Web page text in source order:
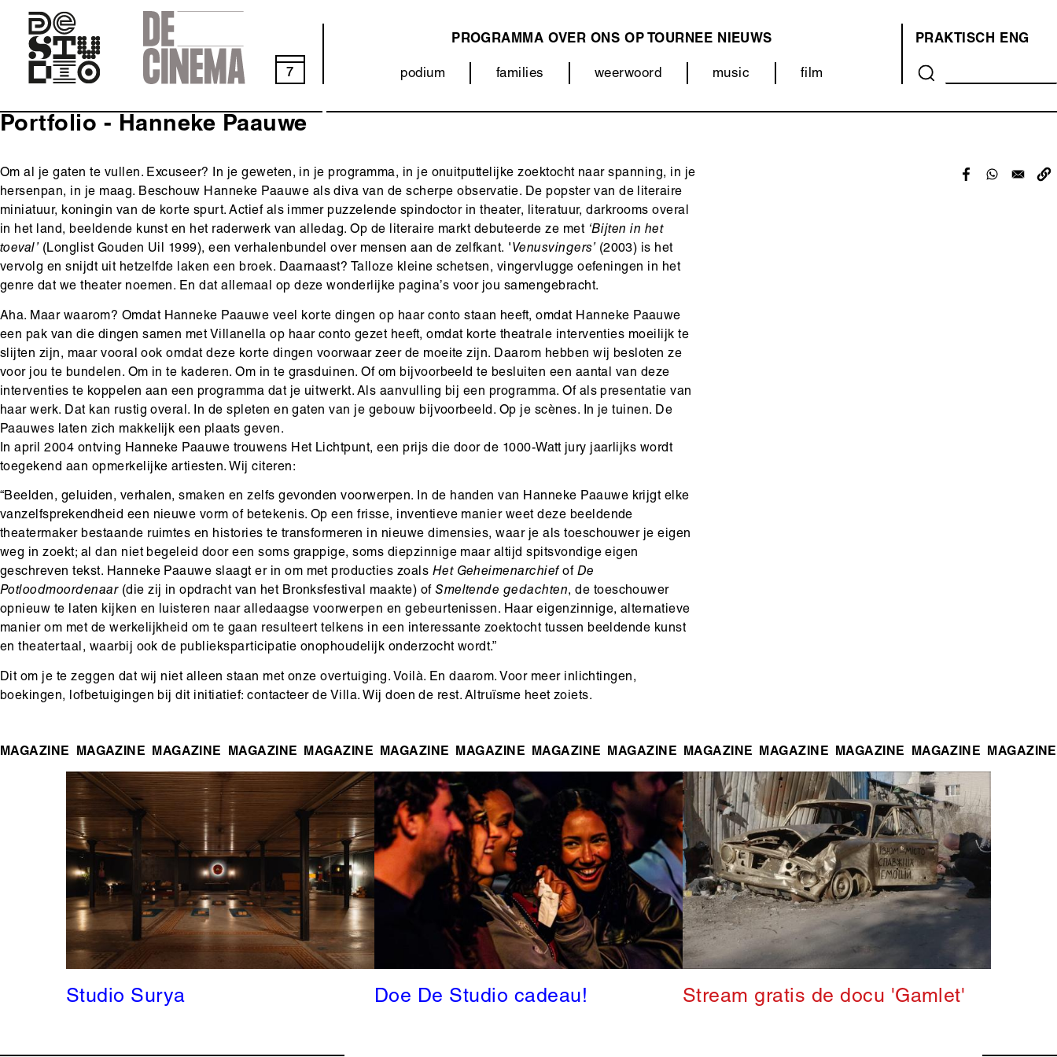
main
navigation
7
Categorieën
(menu)
podium families weerwoord music film
NAVIGATION
PROGRAMMA OVER ONS OP TOURNEE NIEUWS
OVER
ONS
(MENU)
PRAKTISCH ENG
Portfolio - Hanneke Paauwe
Body
Om al je gaten te vullen. Excuseer? In je geweten, in je programma, in je onuitputtelijke zoektocht naar spanning, in je
hersenpan, in je maag. Beschouw Hanneke Paauwe als diva van de scherpe observatie. De popster van de literaire
miniatuur, koningin van de korte spurt. Actief als immer puzzelende spindoctor in theater, literatuur, darkrooms overal
in het land, beeldende kunst en het raderwerk van alledag. Op de literaire markt debuteerde ze met ‘Bijten in het
toeval’ (Longlist Gouden Uil 1999), een verhalenbundel over mensen aan de zelfkant. 'Venusvingers’ (2003) is het
vervolg en snijdt uit hetzelfde laken een broek. Daarnaast? Talloze kleine schetsen, vingervlugge oefeningen in het
genre dat we theater noemen. En dat allemaal op deze wonderlijke pagina’s voor jou samengebracht.
Aha. Maar waarom? Omdat Hanneke Paauwe veel korte dingen op haar conto staan heeft, omdat Hanneke Paauwe
een pak van die dingen samen met Villanella op haar conto gezet heeft, omdat korte theatrale interventies moeilijk te
slijten zijn, maar vooral ook omdat deze korte dingen voorwaar zeer de moeite zijn. Daarom hebben wij besloten ze
voor jou te bundelen. Om in te kaderen. Om in te grasduinen. Of om bijvoorbeeld te besluiten een aantal van deze
interventies te koppelen aan een programma dat je uitwerkt. Als aanvulling bij een programma. Of als presentatie van
haar werk. Dat kan rustig overal. In de spleten en gaten van je gebouw bijvoorbeeld. Op je scènes. In je tuinen. De
Paauwes laten zich makkelijk een plaats geven.
In april 2004 ontving Hanneke Paauwe trouwens Het Lichtpunt, een prijs die door de 1000-Watt jury jaarlijks wordt
toegekend aan opmerkelijke artiesten. Wij citeren:
“Beelden, geluiden, verhalen, smaken en zelfs gevonden voorwerpen. In de handen van Hanneke Paauwe krijgt elke
vanzelfsprekendheid een nieuwe vorm of betekenis. Op een frisse, inventieve manier weet deze beeldende
theatermaker bestaande ruimtes en histories te transformeren in nieuwe dimensies, waar je als toeschouwer je eigen
weg in zoekt; al dan niet begeleid door een soms grappige, soms diepzinnige maar altijd spitsvondige eigen
geschreven tekst. Hanneke Paauwe slaagt er in om met producties zoals Het Geheimenarchiefof De
Potloodmoordenaar(die zij in opdracht van het Bronksfestival maakte) ofSmeltende gedachten, de toeschouwer
opnieuw te laten kijken en luisteren naar alledaagse voorwerpen en gebeurtenissen. Haar eigenzinnige, alternatieve
manier om met de werkelijkheid om te gaan resulteert telkens in een interessante zoektocht tussen beeldende kunst
en theatertaal, waarbij ook de publieksparticipatie onophoudelijk onderzocht wordt.”
Dit om je te zeggen dat wij niet alleen staan met onze overtuiging. Voilà. En daarom. Voor meer inlichtingen,
boekingen, lofbetuigingen bij dit initiatief: contacteer de Villa. Wij doen de rest. Altruïsme heet zoiets.
MAGAZINE MAGAZINE MAGAZINE MAGAZINE MAGAZINE MAGAZINE MAGAZINE MAGAZINE MAGAZINE MAGAZINE MAGAZINE MAGAZINE MAGAZINE MAGAZINE
Studio Surya Doe De Studio cadeau! Stream gratis de docu 'Gamlet'